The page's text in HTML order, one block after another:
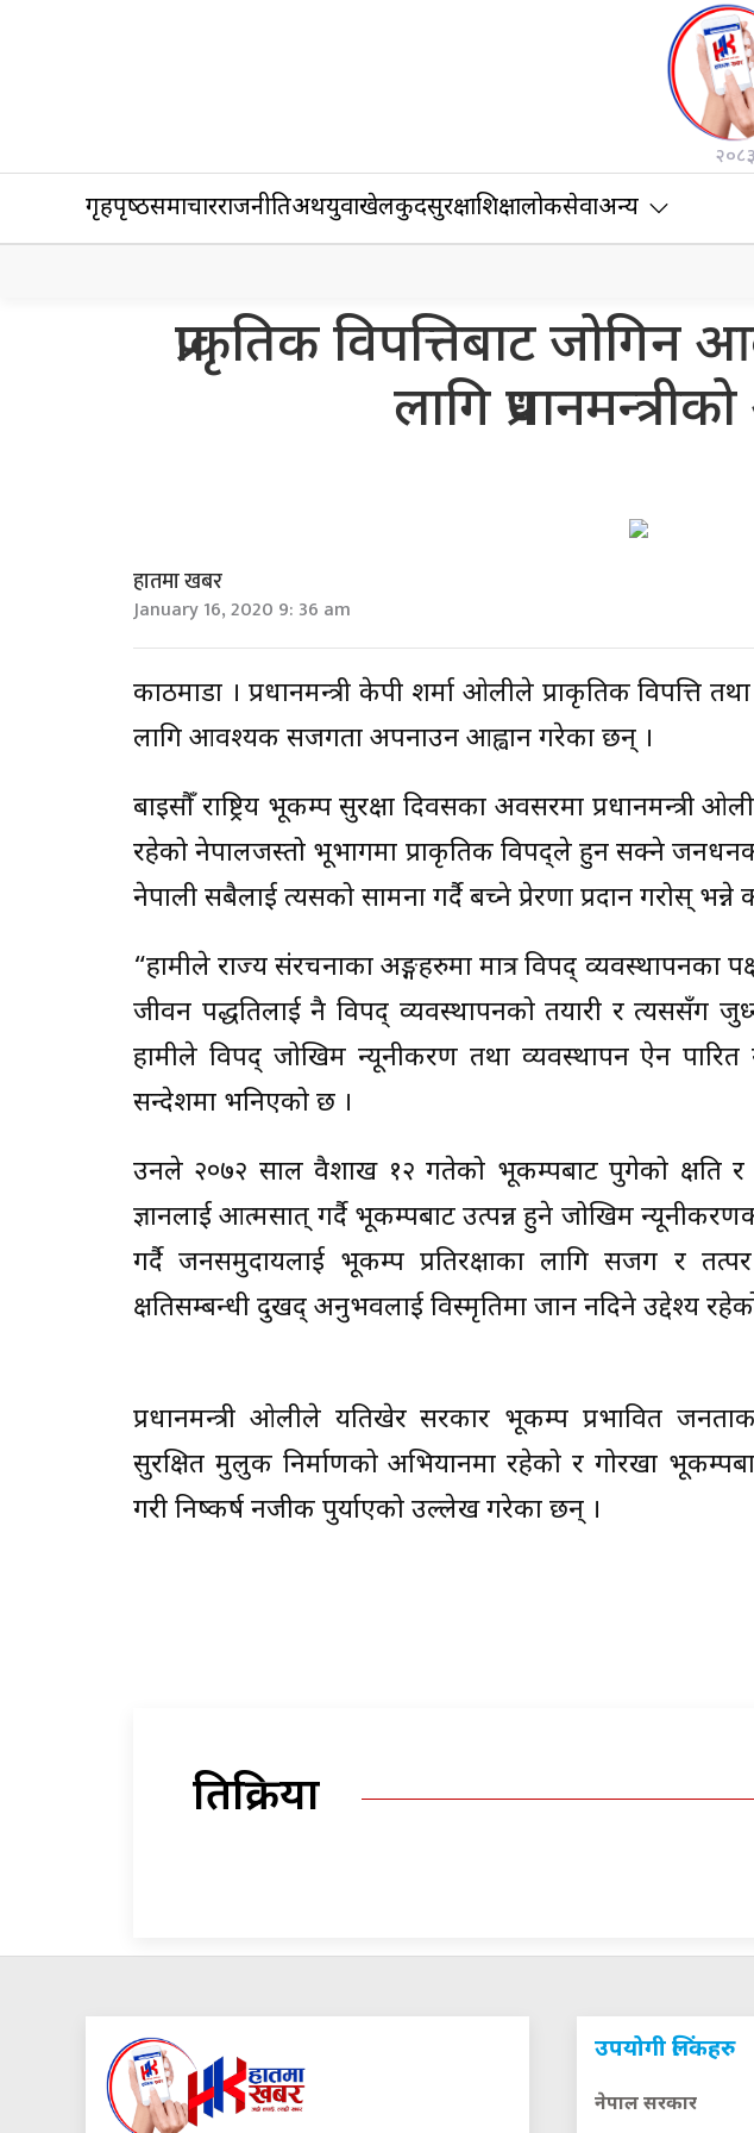
गृहपृष्‍ठसमाचारराजनीतिअर्थयुवाखेलकुदसुरक्षाशिक्षालोकसेवाअन्य
प्राकृतिक विपत्तिबाट
लागि
हातमा खबर
January 16, 2020 9: 36 am
काठमाडौं । प्रधानमन्त्री केपी शर्मा ओलीले प्राकृतिक विपत्ति
लागि आवश्यक सजगता अपनाउन आह्वान गरेका छन् ।
बाइसौँ राष्ट्रिय भूकम्प सुरक्षा दिवसका अवसरमा
रहेको नेपालजस्तो भूभागमा प्राकृतिक विपद्ले हुन सक्ने
नेपाली सबैलाई त्यसको सामना गर्दै बच्ने प्रेरणा प्रदान गरोस्
“हामीले राज्य संरचनाका अङ्गहरुमा मात्र विपद् व्यवस्थापनका
जीवन पद्धतिलाई नै विपद् व्यवस्थापनको तयारी र त्यससँग
हामीले विपद् जोखिम न्यूनीकरण तथा व्यवस्थापन ऐन पारित
सन्देशमा भनिएको छ ।
उनले २०७२ साल वैशाख १२ गतेको भूकम्पबाट पुगेको क्षति र
ज्ञानलाई आत्मसात् गर्दै भूकम्पबाट उत्पन्न हुने जोखिम
गर्दै जनसमुदायलाई भूकम्प प्रतिरक्षाका लागि सजग र
क्षतिसम्बन्धी दुखद् अनुभवलाई विस्मृतिमा जान नदिने उद्देश्य
प्रधानमन्त्री ओलीले यतिखेर सरकार भूकम्प प्रभावित
सुरक्षित मुलुक निर्माणको अभियानमा रहेको र गोरखा
गरी निष्कर्ष नजीक पुर्याएको उल्लेख गरेका छन् ।
प्रतिक्रिया
उपयोगी लिंकहरु
नेपाल सरकार